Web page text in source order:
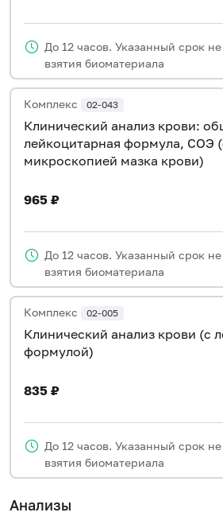
До 12 часов. Указанный срок
взятия биоматериала
Комплекс 02-043
Клинический анализ крови:
лейкоцитарная формула, СОЭ
микроскопией мазка крови)
965 ₽
До 12 часов. Указанный срок
взятия биоматериала
Комплекс 02-005
Клинический анализ крови (с
формулой)
835 ₽
До 12 часов. Указанный срок
взятия биоматериала
Анализы